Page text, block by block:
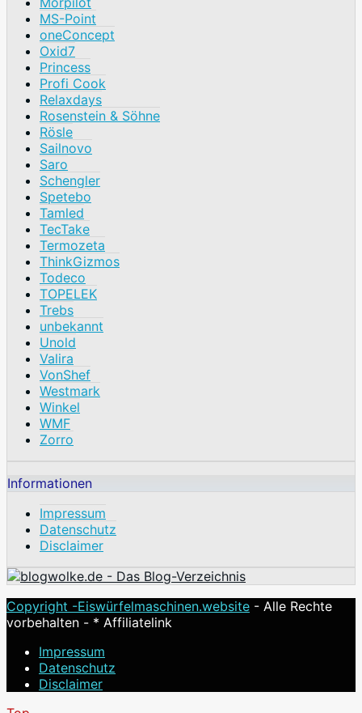
MS-Point
oneConcept
Oxid7
Princess
Profi Cook
Relaxdays
Rosenstein & Söhne
Rösle
Sailnovo
Saro
Schengler
Spetebo
Tamled
TecTake
Termozeta
ThinkGizmos
Todeco
TOPELEK
Trebs
unbekannt
Unold
Valira
VonShef
Westmark
Winkel
WMF
Zorro
Informationen
Impressum
Datenschutz
Disclaimer
Copyright -Eiswürfelmaschinen.website - Alle Rechte
vorbehalten - * Affiliatelink
Impressum
Datenschutz
Disclaimer